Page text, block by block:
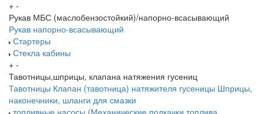
+ -
Рукав МБС (маслобензостойкий)/напорно-всасывающий
Рукав напорно-всасывающий
Стартеры
Стекла кабины
+ -
Тавотницы,шприцы, клапана натяжения гусениц
Тавотницы Клапан (тавотница) натяжителя гусеницы Шприцы,
наконечники, шланги для смазки